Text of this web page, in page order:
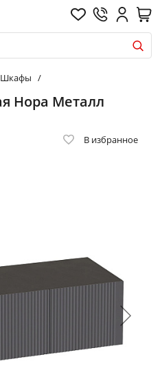
Шкафы
Нора Металл
В избранное